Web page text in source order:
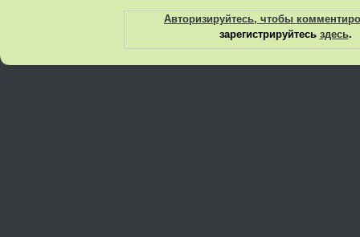
Авторизируйтесь, чтобы
зарегистрируйтесь здесь.